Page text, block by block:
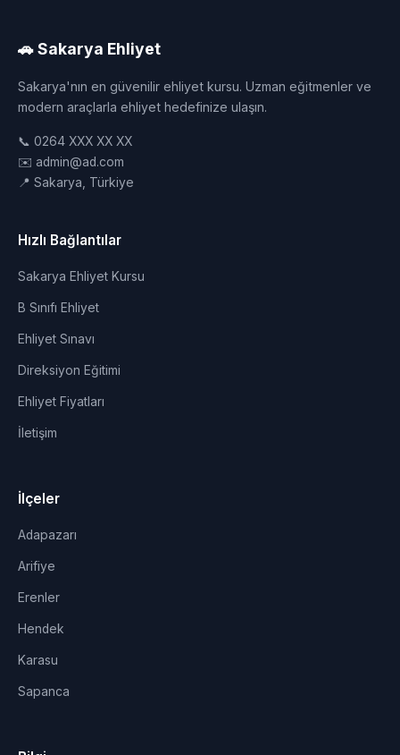
🚗 Sakarya Ehliyet
Sakarya'nın en güvenilir ehliyet kursu. Uzman eğitmenler ve
modern araçlarla ehliyet hedefinize ulaşın.
📞 0264 XXX XX XX
✉️ admin@ad.com
📍 Sakarya, Türkiye
Hızlı Bağlantılar
Sakarya Ehliyet Kursu
B Sınıfı Ehliyet
Ehliyet Sınavı
Direksiyon Eğitimi
Ehliyet Fiyatları
İletişim
İlçeler
Adapazarı
Arifiye
Erenler
Hendek
Karasu
Sapanca